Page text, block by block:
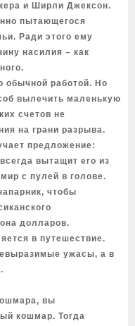
и Ширли Джексон.
пытающегося
Ради этого ему
насилия – как
обычной работой. Но
вылечить маленькую
счетов не
на грани разрыва.
предложение:
вытащит его из
с пулей в голове.
чтобы
долларов.
в путешествие.
ужасы, а в
вы
кошмар. Тогда